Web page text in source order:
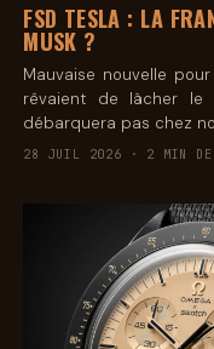
FSD TESLA : LA
MUSK ?
Mauvaise nouvelle
rêvaient de lâcher le
débarquera pas chez
28 JUIL 2026 · 2 MIN DE